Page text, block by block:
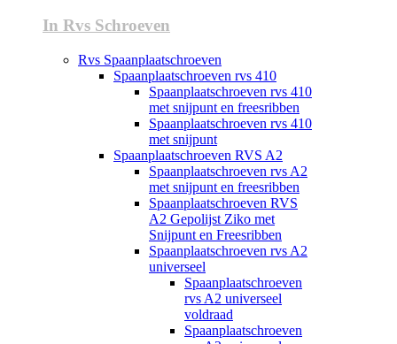
In Rvs Schroeven
Rvs Spaanplaatschroeven
Spaanplaatschroeven rvs 410
Spaanplaatschroeven rvs 410
met snijpunt en freesribben
Spaanplaatschroeven rvs 410
met snijpunt
Spaanplaatschroeven RVS A2
Spaanplaatschroeven rvs A2
met snijpunt en freesribben
Spaanplaatschroeven RVS
A2 Gepolijst Ziko met
Snijpunt en Freesribben
Spaanplaatschroeven rvs A2
universeel
Spaanplaatschroeven
rvs A2 universeel
voldraad
Spaanplaatschroeven